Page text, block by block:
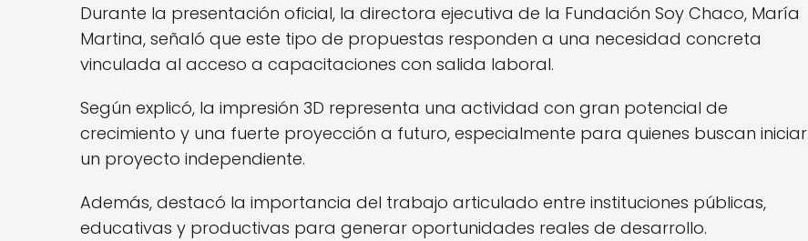
Durante la presentación oficial, la directora ejecutiva de la Fundación Soy Chaco, María
Martina, señaló que este tipo de propuestas responden a una necesidad concreta
vinculada al acceso a capacitaciones con salida laboral.
Según explicó, la impresión 3D representa una actividad con gran potencial de
crecimiento y una fuerte proyección a futuro, especialmente para quienes buscan iniciar
un proyecto independiente.
Además, destacó la importancia del trabajo articulado entre instituciones públicas,
educativas y productivas para generar oportunidades reales de desarrollo.